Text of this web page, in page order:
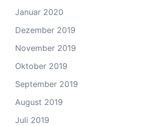
Januar 2020
Dezember 2019
November 2019
Oktober 2019
September 2019
August 2019
Juli 2019